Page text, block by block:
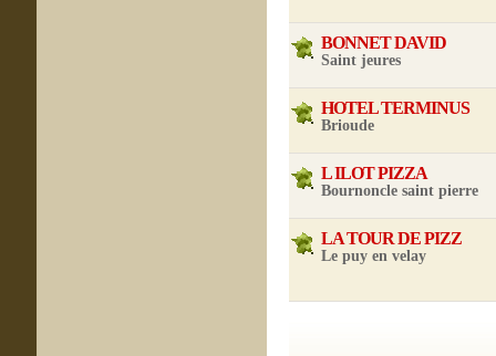
BONNET DAVID
Saint jeures
HOTEL TERMINUS
Brioude
L ILOT PIZZA
Bournoncle saint pierre
LA TOUR DE PIZZ
Le puy en velay